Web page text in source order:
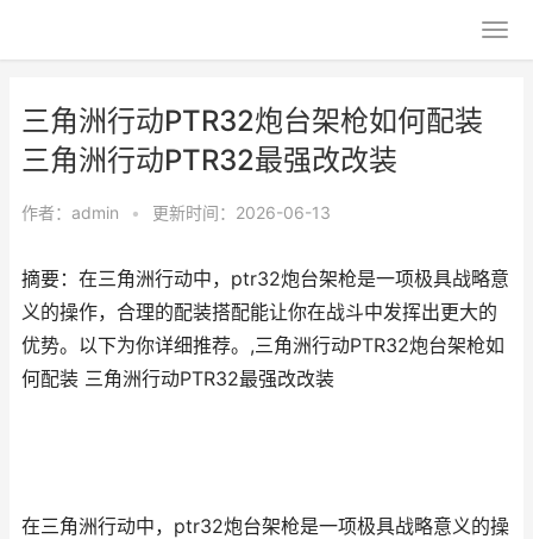
三角洲行动PTR32炮台架枪如何配装
三角洲行动PTR32最强改改装
作者： admin • 更新时间：2026-06-13
摘要：在三角洲行动中，ptr32炮台架枪是一项极具战略意
义的操作，合理的配装搭配能让你在战斗中发挥出更大的
优势。以下为你详细推荐。,三角洲行动PTR32炮台架枪如
何配装 三角洲行动PTR32最强改改装
在三角洲行动中，ptr32炮台架枪是一项极具战略意义的操